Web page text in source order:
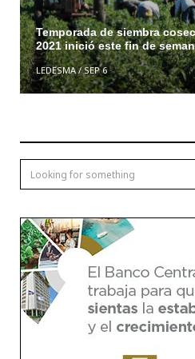
Temporada de siembra
2021 inició este fin de
LEDESMA/SEP 6